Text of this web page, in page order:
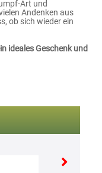
Art und
Andenken aus
ob sich wieder ein
ideales Geschenk und